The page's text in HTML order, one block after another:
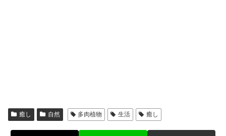
癒し 自然 多肉植物 生活 癒し